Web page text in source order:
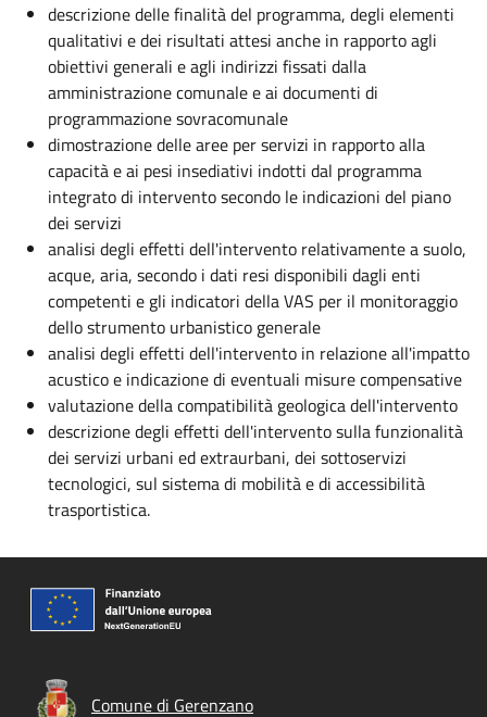
descrizione delle finalità del programma, degli elementi
qualitativi e dei risultati attesi anche in rapporto agli
obiettivi generali e agli indirizzi fissati dalla
amministrazione comunale e ai documenti di
programmazione sovracomunale
dimostrazione delle aree per servizi in rapporto alla
capacità e ai pesi insediativi indotti dal programma
integrato di intervento secondo le indicazioni del piano
dei servizi
analisi degli effetti dell'intervento relativamente a suolo,
acque, aria, secondo i dati resi disponibili dagli enti
competenti e gli indicatori della VAS per il monitoraggio
dello strumento urbanistico generale
analisi degli effetti dell'intervento in relazione all'impatto
acustico e indicazione di eventuali misure compensative
valutazione della compatibilità geologica dell'intervento
descrizione degli effetti dell'intervento sulla funzionalità
dei servizi urbani ed extraurbani, dei sottoservizi
tecnologici, sul sistema di mobilità e di accessibilità
trasportistica.
Comune di Gerenzano